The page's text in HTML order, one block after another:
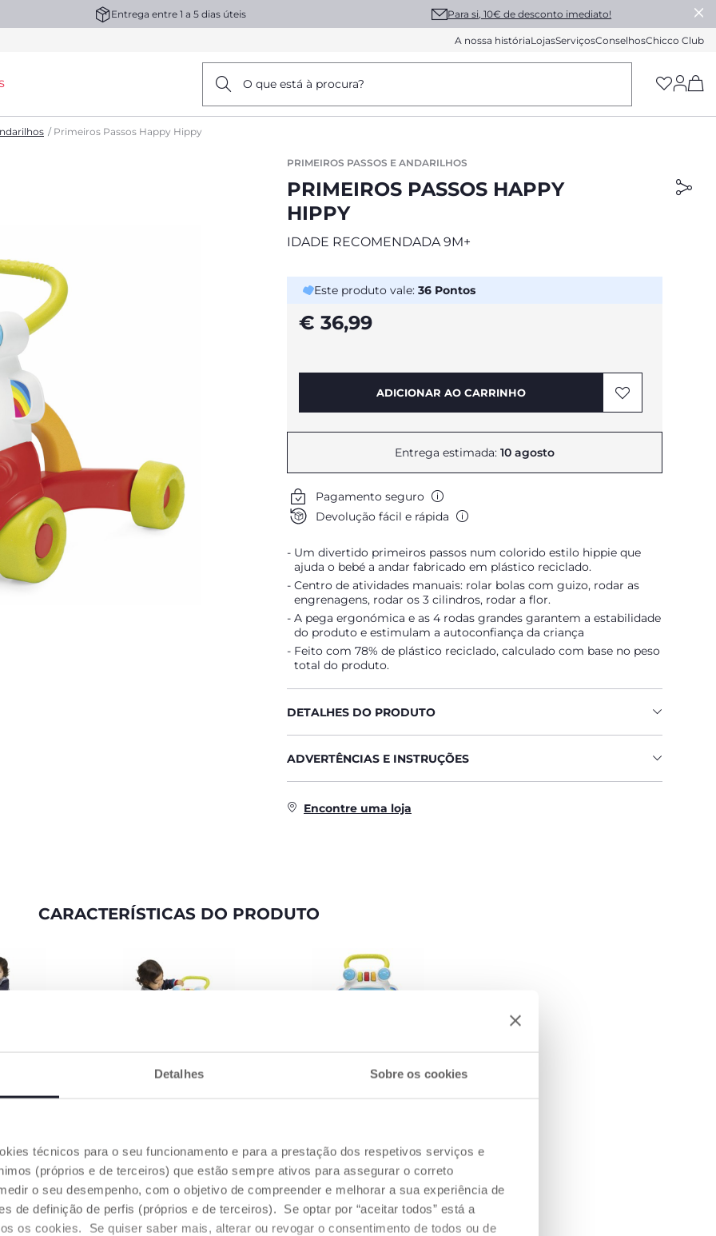
Detalhes Sobre os cookies
técnicos para o seu funcionamento e para a prestação dos respetivos serviços e
(próprios e de terceiros) que estão sempre ativos para assegurar o correto
o seu desempenho, com o objetivo de compreender e melhorar a sua experiência de
de definição de perfis (próprios e de terceiros). Se optar por “aceitar todos” está a
os cookies. Se quiser saber mais, alterar ou revogar o consentimento de todos ou de
Entrega entre 1 a 5 dias úteis Para si, 10€ de desconto imediato!
A nossa históriaLojasServiçosConselhosChicco Club
O que está à procura?
Primeiros Passos Happy Hippy
PRIMEIROS PASSOS E ANDARILHOS
PRIMEIROS PASSOS HAPPY
HIPPY
IDADE RECOMENDADA 9M+
Este produto vale: 36 Pontos
€ 36,99
ADICIONAR AO CARRINHO
Entrega estimada: 10 agosto
Pagamento seguro
Devolução fácil e rápida
Um divertido primeiros passos num colorido estilo hippie que
ajuda o bebé a andar fabricado em plástico reciclado.
Centro de atividades manuais: rolar bolas com guizo, rodar as
engrenagens, rodar os 3 cilindros, rodar a flor.
A pega ergonómica e as 4 rodas grandes garantem a estabilidade
do produto e estimulam a autoconfiança da criança
Feito com 78% de plástico reciclado, calculado com base no peso
total do produto.
DETALHES DO PRODUTO
ADVERTÊNCIAS E INSTRUÇÕES
Encontre uma loja
CARACTERÍSTICAS DO PRODUTO
Happy
caminhe
CENTRO DE ATIVIDADES
Com várias atividades
Carroçaria, pega, rodas,
plástico reciclado proveniente
de resíduos industriais. A
embalagem é reciclável e o
papel utilizado provém de
lorestas geridas de forma
responsável.